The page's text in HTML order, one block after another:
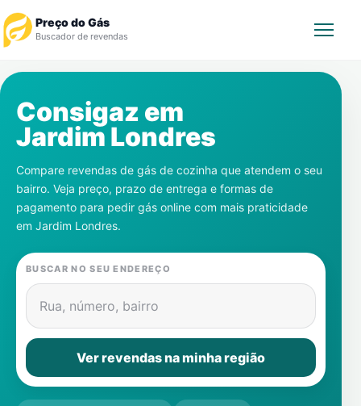
Preço do Gás
Buscador de revendas
Revendedor
Notícias
Cadastre-se
Gás
Contatos
Consigaz em
Jardim Londres
Compare revendas de gás de cozinha que atendem o seu
bairro. Veja preço, prazo de entrega e formas de
pagamento para pedir gás online com mais praticidade
em Jardim Londres.
BUSCAR NO SEU ENDEREÇO
Rua, número, bairro
Ver revendas na minha região